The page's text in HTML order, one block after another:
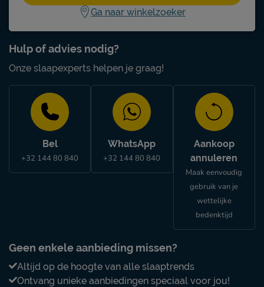
Hulp of advies nodig?
Onze slaapexperts helpen je graag!
Bel
+32 144 80 840
WhatsApp
+32 144 80 840
Aankoop
annuleren
Maak eenvoudig
gebruik van je
wettelijke
bedenktijd
Geen enkele aanbieding missen?
Altijd op de hoogte van alle slaaptrends
Ontvang unieke aanbiedingen speciaal voor jou!
Ga naar winkelzoeker